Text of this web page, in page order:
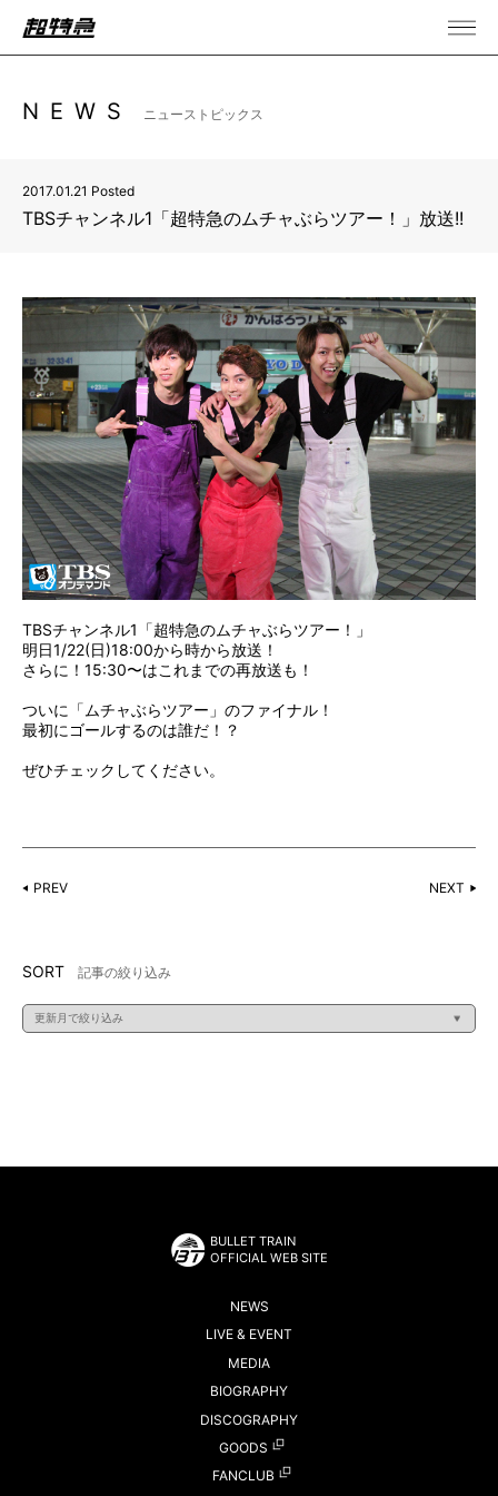
NEWS ニューストピックス
2017.01.21 Posted
TBSチャンネル1「超特急のムチャぶらツアー！」放送!!
TBSチャンネル1「超特急のムチャぶらツアー！」
明日1/22(日)18:00から時から放送！
さらに！15:30〜はこれまでの再放送も！
ついに「ムチャぶらツアー」のファイナル！
最初にゴールするのは誰だ！？
ぜひチェックしてください。
PREV NEXT
SORT 記事の絞り込み
BULLET TRAIN
OFFICIAL WEB SITE
NEWS
LIVE & EVENT
MEDIA
BIOGRAPHY
DISCOGRAPHY
GOODS
FANCLUB